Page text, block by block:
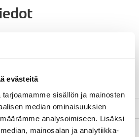
evästeitä
sisällön ja mainosten
median ominaisuuksien
analysoimiseen. Lisäksi
mainosalan ja analytiikka-
vahvistaminen
1.2.2018
31.7.2021